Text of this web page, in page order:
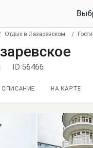
Отдых в Лазаревском
ID 56466
ОПИСАНИЕ НА КАРТЕ